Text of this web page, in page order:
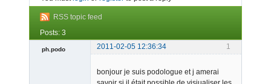
RSS topic feed
Posts: 3
1
ph.podo
2011-02-05 12:36:34
bonjour je suis podologue et j amerai